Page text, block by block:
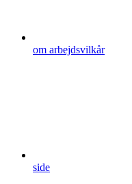
om arbejdsvilkår
side